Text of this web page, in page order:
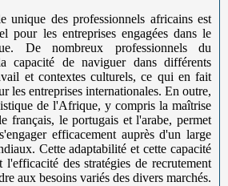
unique des professionnels africains est
pour les entreprises engagées dans le
De nombreux professionnels du
capacité de naviguer dans différents
et contextes culturels, ce qui en fait
les entreprises internationales. En outre,
de l'Afrique, y compris la maîtrise
français, le portugais et l'arabe, permet
efficacement auprès d'un large
Cette adaptabilité et cette capacité
des stratégies de recrutement
aux besoins variés des divers marchés.